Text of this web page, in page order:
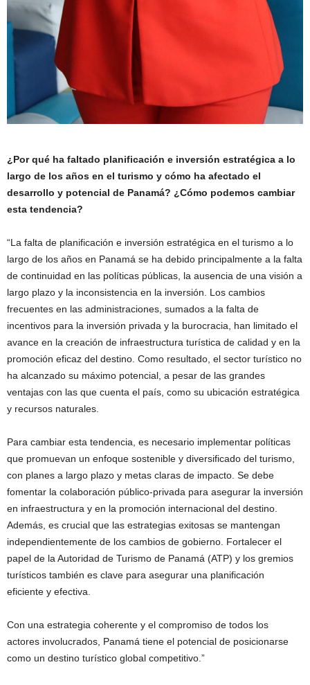
¿Por qué ha faltado planificación e inversión estratégica a lo
largo de los años en el turismo y cómo ha afectado el
desarrollo y potencial de Panamá? ¿Cómo podemos cambiar
esta tendencia?
“La falta de planificación e inversión estratégica en el turismo a lo
largo de los años en Panamá se ha debido principalmente a la falta
de continuidad en las políticas públicas, la ausencia de una visión a
largo plazo y la inconsistencia en la inversión. Los cambios
frecuentes en las administraciones, sumados a la falta de
incentivos para la inversión privada y la burocracia, han limitado el
avance en la creación de infraestructura turística de calidad y en la
promoción eficaz del destino. Como resultado, el sector turístico no
ha alcanzado su máximo potencial, a pesar de las grandes
ventajas con las que cuenta el país, como su ubicación estratégica
y recursos naturales.
Para cambiar esta tendencia, es necesario implementar políticas
que promuevan un enfoque sostenible y diversificado del turismo,
con planes a largo plazo y metas claras de impacto. Se debe
fomentar la colaboración público-privada para asegurar la inversión
en infraestructura y en la promoción internacional del destino.
Además, es crucial que las estrategias exitosas se mantengan
independientemente de los cambios de gobierno. Fortalecer el
papel de la Autoridad de Turismo de Panamá (ATP) y los gremios
turísticos también es clave para asegurar una planificación
eficiente y efectiva.
Con una estrategia coherente y el compromiso de todos los
actores involucrados, Panamá tiene el potencial de posicionarse
como un destino turístico global competitivo.”